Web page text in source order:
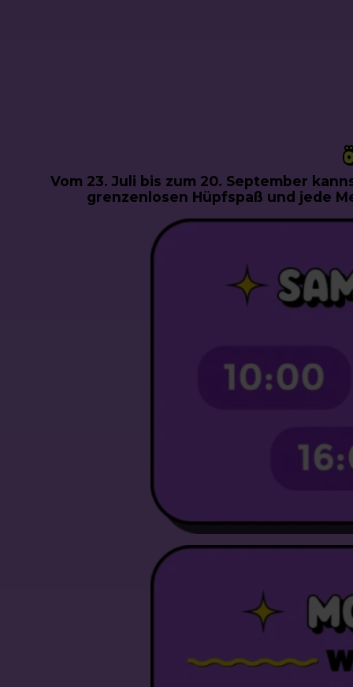
Vom 23. Juli bis zum 20. September
grenzenlosen Hüpfspaß und jede